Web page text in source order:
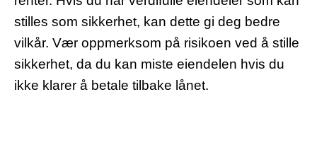
stilles som sikkerhet, kan dette gi deg bedre
vilkår. Vær oppmerksom på risikoen ved å stille
sikkerhet, da du kan miste eiendelen hvis du
ikke klarer å betale tilbake lånet.